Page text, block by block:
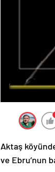
Aktaş
ve Ebru’nun